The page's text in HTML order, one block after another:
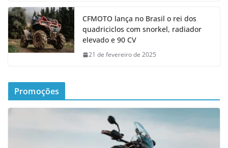
CFMOTO lança no Brasil o rei dos
quadriciclos com snorkel, radiador
elevado e 90 CV
21 de fevereiro de 2025
Promoções